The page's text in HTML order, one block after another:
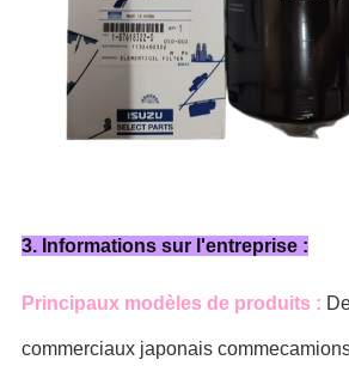
3. Informations sur l'entreprise :
Principaux modèles de produits :
commerciaux japonais comme